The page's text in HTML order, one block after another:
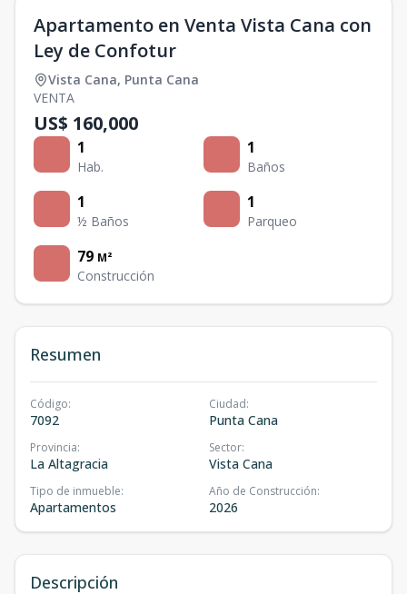
Apartamento en Venta Vista Cana con
Ley de Confotur
Vista Cana, Punta Cana
VENTA
US$ 160,000
1
Hab.
1
Baños
1
½ Baños
1
Parqueo
79 M²
Construcción
Resumen
Código:
7092
Ciudad:
Punta Cana
Provincia:
La Altagracia
Sector:
Vista Cana
Tipo de inmueble:
Apartamentos
Año de Construcción:
2026
Descripción